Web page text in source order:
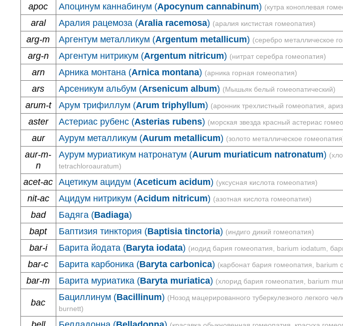
apoc Апоцинум каннабинум (Apocynum cannabinum) (кутра коноплевая
aral Аралия рацемоза (Aralia racemosa) (аралия кистистая гомеопатия)
arg-m Аргентум металликум (Argentum metallicum) (серебро металлическое
arg-n Аргентум нитрикум (Argentum nitricum) (нитрат серебра гомеопатия)
arn Арника монтана (Arnica montana) (арника горная гомеопатия)
ars Арсеникум альбум (Arsenicum album) (Мышьяк белый гомеопатический)
arum-t Арум трифиллум (Arum triphyllum) (аронник трехлистный гомеопатия,
aster Астериас рубенс (Asterias rubens) (морская звезда красный астериас
aur Аурум металликум (Aurum metallicum) (золото металлическое
aur-m-
n
Аурум муриатикум натронатум (Aurum muriaticum natronatum)
tetrachloroauratum)
acet-ac Ацетикум ацидум (Aceticum acidum) (уксусная кислота гомеопатия)
nit-ac Ацидум нитрикум (Acidum nitricum) (азотная кислота гомеопатия)
bad Бадяга (Badiaga)
bapt
Баптизия тинктория (Baptisia tinctoria) (индиго дикий гомеопатия)
bar-i Барита йодата (Baryta iodata) (иодид бария гомеопатия, barium iodatum,
bar-c Барита карбоника (Baryta carbonica) (карбонат бария гомеопатия,
bar-m Барита муриатика (Baryta muriatica) (хлорид бария гомеопатия, barium
bac
Бациллинум (Bacillinum) (Нозод мацерированного туберкулезного легкого
burnett)